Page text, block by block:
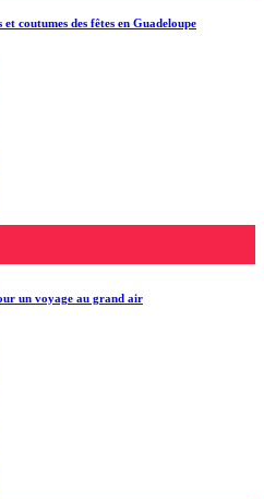
coutumes des fêtes en Guadeloupe
un voyage au grand air